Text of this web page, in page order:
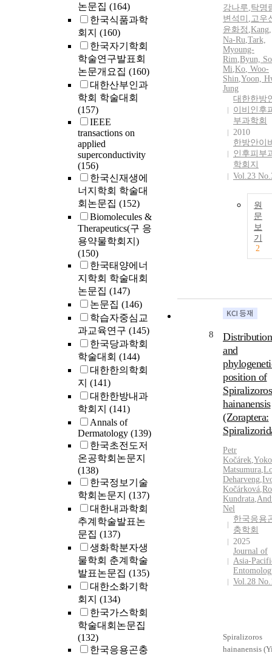
논문집 (164)
한국식품과학
회지 (160)
한국자기학회
학술연구발표회
논문개요집 (160)
대한산부인과
학회 학술대회
(157)
IEEE
transactions on
applied
superconductivity
(156)
한국신재생에
너지학회 학술대
회논문집 (152)
Biomolecules &
Therapeutics(구 응
용약물학회지)
(150)
한국태양에너
지학회 학술대회
논문집 (147)
논문집 (146)
학습자중심교
과교육연구 (145)
한국당과학회
학술대회 (144)
대한한의학회
지 (141)
대한한방내과
학회지 (141)
Annals of
Dermatology (139)
한국초전도저
온공학회논문지
(138)
한국정보기술
학회논문지 (137)
대한내과학회
추계학술발표논
문집 (137)
생화학분자생
물학회 춘계학술
발표논문집 (135)
대한소화기학
회지 (134)
한국가스학회
학술대회논문집
(132)
한국응용곤충
강나루,탁명
변석미 ,고우
윤화정 ,Kang,
Na-Ru,Tark,
Myoung-
Rim,Byun,
Mi,Ko, Woo-
Shin,Yoon,
Jung
대한한방
이비인후
부과학회
2010
한방안이
인후피부
학회지
Vol.23
원
문
보
기
2
8
Distribution
and
position of
Spiralizoros
hainanensis
(Zoraptera:
Petr
Kočárek,Yoko
Matsumura,
Deharveng,
Kočárková,
Kundrata,
Nel
한국응용
충학회
2025
Journal of
Asia-
Vol.28
Spiralizoros
hainanensis